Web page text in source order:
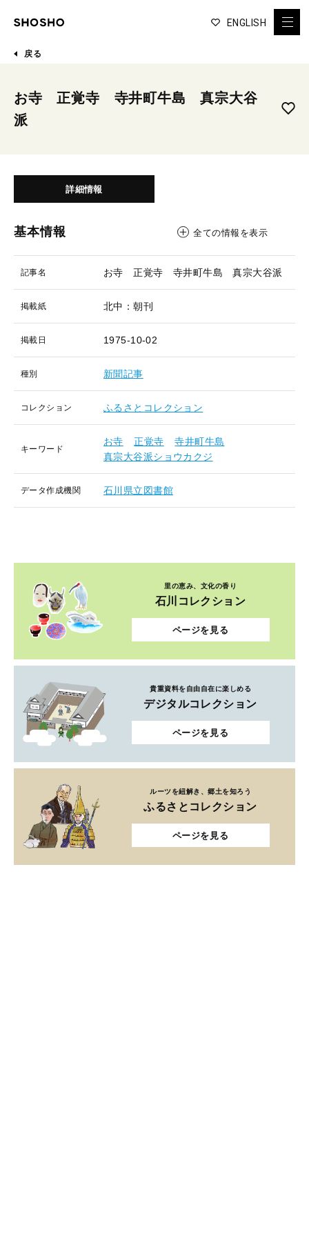
ENGLISH
戻る
お寺 正覚寺 寺井町牛島 真宗大谷
派
詳細情報
基本情報 全ての情報を表示
記事名 お寺 正覚寺 寺井町牛島 真宗大谷派
掲載紙 北中：朝刊
掲載日 1975-10-02
種別 新聞記事
コレクション ふるさとコレクション
キーワード
お寺 正覚寺
寺井町牛島
真宗大谷派ショウカクジ
データ作成機関 石川県立図書館
里の恵み、文化の香り
石川コレクション
ページを見る
貴重資料を自由自在に楽しめる
デジタルコレクション
ページを見る
ルーツを紐解き、郷土を知ろう
ふるさとコレクション
ページを見る